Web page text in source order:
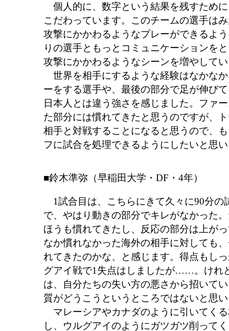
個人的に、数字という結果を残すため
こだわっています。このチームの選手は
攻撃にかかわるようなプレーができるよ
りの選手ともっとコミュニケーションを
攻撃にかかわるようなシーンを増やして
世界を相手にするような経験はなかな
ーをする選手や、最後の部分で足が伸び
日本人とは違う強さを感じました。ファ
た部分には慣れてきたと思うのですが、
相手と対戦することになると思うので、
フに試合を処理できるようにしたいと思
■鈴木準弥（早稲田大学・DF・4年）
1試合目は、こちらにきて久々に90分の
で、やはり動きの部分でキレがなかった
ほうも慣れてきたし、反応の部分は上が
なか慣れなかった海外の相手に対しても
れてきたのかな、と感じます。得点もし
グアイ戦で1失点はしましたが……。けれ
は、自分たちの失い方の悪さから招いて
質がどうこうというところではないと思
マレーシアやカナダのように引いてく
し、ウルグアイのようにガツガツ削って